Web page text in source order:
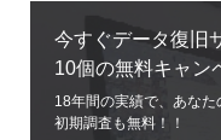
今すぐデータ復旧
10個の無料キャン
18年間の実績で、あなた
初期調査も無料！！